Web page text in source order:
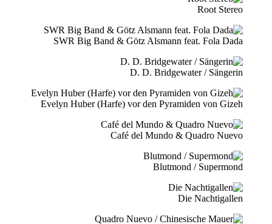
Root Stereo
SWR Big Band & Götz Alsmann feat. Fola Dada
D. D. Bridgewater / Sängerin
Evelyn Huber (Harfe) vor den Pyramiden von Gizeh
Café del Mundo & Quadro Nuevo
Blutmond / Supermond
Die Nachtigallen